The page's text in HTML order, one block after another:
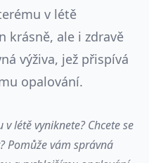
v létě
krásně, ale i zdravě
výživa, jež přispívá
opalování.
létě vyniknete? Chcete se
Pomůže vám správná